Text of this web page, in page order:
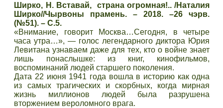
Ширко, Н. Вставай, страна огромная!.. /Наталия
Ширко//Чырвоны прамень. – 2018. –26 чэрв.
(№51). – С.5.
«Внимание, говорит Москва…Сегодня, в четыре
часа утра…», — голос легендарного диктора Юрия
Левитана узнаваем даже для тех, кто о войне знает
лишь понаслышке: из книг, кинофильмов,
воспоминаний людей старшего поколения.
Дата 22 июня 1941 года вошла в историю как одна
из самых трагических и скорбных, когда мирная
жизнь миллионов людей была разрушена
вторжением вероломного врага.